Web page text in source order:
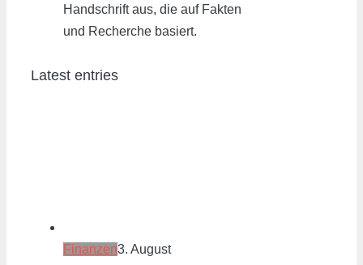
Handschrift aus, die auf Fakten
und Recherche basiert.
Latest entries
Finanzen3. August